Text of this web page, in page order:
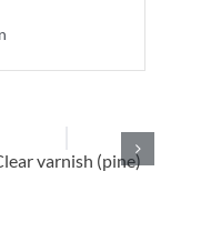
varnish (pine)